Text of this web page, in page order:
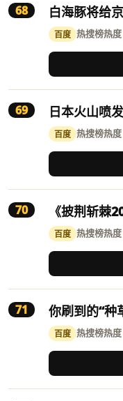
68 白海豚将给
百度 热搜榜热
69 日本火山喷
百度 热搜榜热
70 《披荆斩棘
百度 热搜榜热
71 你刷到的“种
百度 热搜榜热